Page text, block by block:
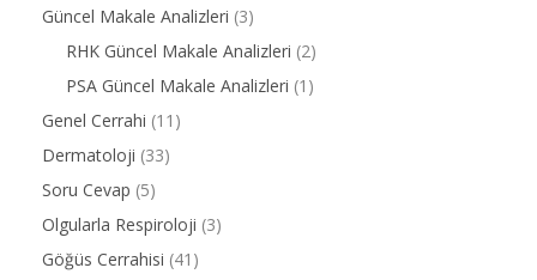
Güncel Makale Analizleri (3)
RHK Güncel Makale Analizleri (2)
PSA Güncel Makale Analizleri (1)
Genel Cerrahi (11)
Dermatoloji (33)
Soru Cevap (5)
Olgularla Respiroloji (3)
Göğüs Cerrahisi (41)